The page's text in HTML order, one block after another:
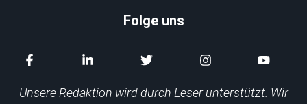
Folge uns
Unsere Redaktion wird durch Leser unterstützt. Wir